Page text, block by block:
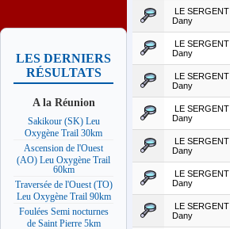
LES DERNIERS
RÉSULTATS
A la Réunion
Sakikour (SK) Leu
Oxygène Trail 30km
Ascension de l'Ouest
(AO) Leu Oxygène Trail
60km
Traversée de l'Ouest (TO)
Leu Oxygène Trail 90km
Foulées Semi nocturnes
de Saint Pierre 5km
LE SERGENT
Dany
LE SERGENT
Dany
LE SERGENT
Dany
LE SERGENT
Dany
LE SERGENT
Dany
LE SERGENT
Dany
LE SERGENT
Dany